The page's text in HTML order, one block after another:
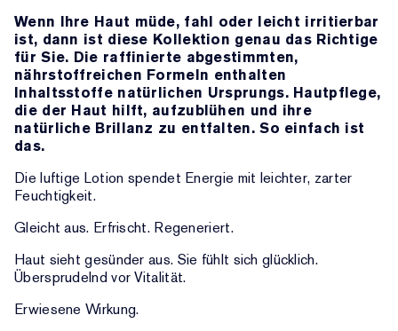
Wenn Ihre Haut müde, fahl oder leicht irritierbar
ist, dann ist diese Kollektion genau das Richtige
für Sie. Die raffinierte abgestimmten,
nährstoffreichen Formeln enthalten
Inhaltsstoffe natürlichen Ursprungs. Hautpflege,
die der Haut hilft, aufzublühen und ihre
natürliche Brillanz zu entfalten. So einfach ist
das.
Die luftige Lotion spendet Energie mit leichter, zarter
Feuchtigkeit.
Gleicht aus. Erfrischt. Regeneriert.
Haut sieht gesünder aus. Sie fühlt sich glücklich.
Übersprudelnd vor Vitalität.
Erwiesene Wirkung.